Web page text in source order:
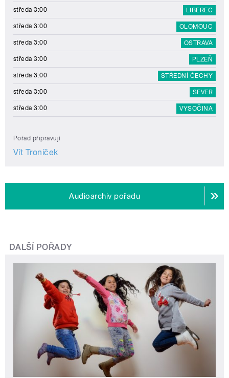
středa 3:00 LIBEREC
středa 3:00 OLOMOUC
středa 3:00 OSTRAVA
středa 3:00 PLZEŇ
středa 3:00 STŘEDNÍ ČECHY
středa 3:00 SEVER
středa 3:00 VYSOČINA
Pořad připravují
Vít Troníček
Audioarchiv pořadu
DALŠÍ POŘADY